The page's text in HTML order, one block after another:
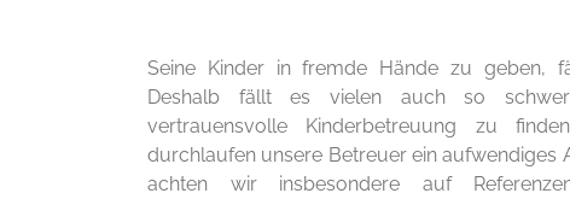
Seine Kinder in fremde Hände zu geben,
Deshalb fällt es vielen auch so
vertrauensvolle Kinderbetreuung zu
durchlaufen unsere Betreuer ein aufwendiges
achten wir insbesondere auf